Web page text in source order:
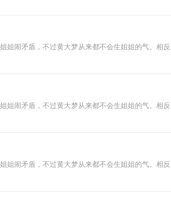
于这些吐槽是对是错，就得你们自己去判断啦。 对了，你可能还会
力的、欢乐的日记本，跟唐跳跳一起，开启你们的
闹矛盾，不过黄大梦从来都不会生姐姐的气。相
闹矛盾，不过黄大梦从来都不会生姐姐的气。相
老师都经常被黄大梦和马小波的脑洞给吓一跳……
闹矛盾，不过黄大梦从来都不会生姐姐的气。相
老师都经常被黄大梦和马小波的脑洞给吓一跳……